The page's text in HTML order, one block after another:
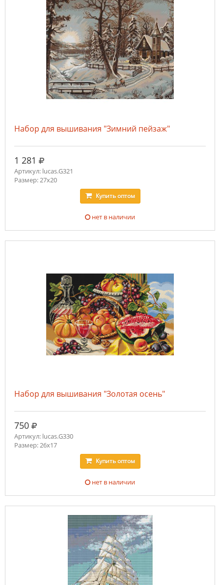
Набор для вышивания "Зимний пейзаж"
1 281 руб.
Артикул: lucas.G321
Размер: 27x20
Купитьоптом
нет в наличии
Набор для вышивания "Золотая осень"
750 руб.
Артикул: lucas.G330
Размер: 26х17
Купитьоптом
нет в наличии